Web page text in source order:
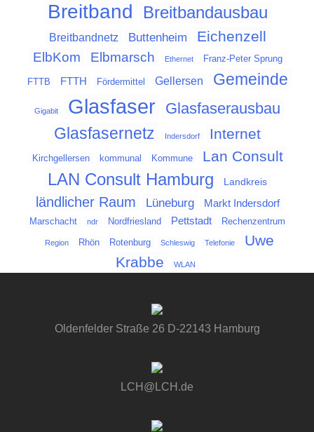
Breitband Breitbandausbau
Breitbandnetz Buttenheim Eichenzell
ElbKom Elbmarsch Ethernet Franz-Peter Sprung
FTTB FTTH Fördermittel Gellersen Gemeinde
Gigabit Glasfaser Glasfaserausbau
Glasfasernetz Indersdorf Internet
Kirchgellersen kommunal Kommune Lan Consult
LAN Consult Hamburg Landkreis
ländlicher Raum Lüneburg Markt Indersdorf
Marschacht ndr Nordfriesland Pettstadt Rechenzentrum
Region Rhön Rotenburg Schleswig Telefonie
Uwe
Krabbe
WLAN
Oldenfelder Straße 26 D-22143 Hamburg
LCH@LCH.de